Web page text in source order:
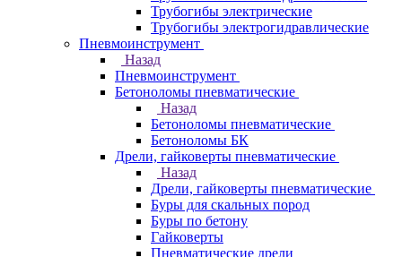
Трубогибы электрические
Трубогибы электрогидравлические
Пневмоинструмент
Назад
Пневмоинструмент
Бетоноломы пневматические
Назад
Бетоноломы пневматические
Бетоноломы БК
Дрели, гайковерты пневматические
Назад
Дрели, гайковерты пневматические
Буры для скальных пород
Буры по бетону
Гайковерты
Пневматические дрели